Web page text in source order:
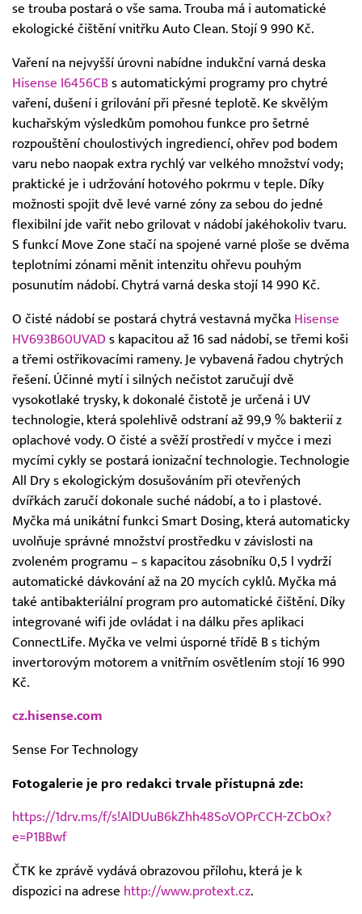
se trouba postará o vše sama. Trouba má i automatické
ekologické čištění vnitřku Auto Clean. Stojí 9 990 Kč.
Vaření na nejvyšší úrovni nabídne indukční varná deska
Hisense I6456CB s automatickými programy pro chytré
vaření, dušení i grilování při přesné teplotě. Ke skvělým
kuchařským výsledkům pomohou funkce pro šetrné
rozpouštění choulostivých ingrediencí, ohřev pod bodem
varu nebo naopak extra rychlý var velkého množství vody;
praktické je i udržování hotového pokrmu v teple. Díky
možnosti spojit dvě levé varné zóny za sebou do jedné
flexibilní jde vařit nebo grilovat v nádobí jakéhokoliv tvaru.
S funkcí Move Zone stačí na spojené varné ploše se dvěma
teplotními zónami měnit intenzitu ohřevu pouhým
posunutím nádobí. Chytrá varná deska stojí 14 990 Kč.
O čisté nádobí se postará chytrá vestavná myčka Hisense
HV693B60UVAD s kapacitou až 16 sad nádobí, se třemi koši
a třemi ostřikovacími rameny. Je vybavená řadou chytrých
řešení. Účinné mytí i silných nečistot zaručují dvě
vysokotlaké trysky, k dokonalé čistotě je určená i UV
technologie, která spolehlivě odstraní až 99,9 % bakterií z
oplachové vody. O čisté a svěží prostředí v myčce i mezi
mycími cykly se postará ionizační technologie. Technologie
All Dry s ekologickým dosušováním při otevřených
dvířkách zaručí dokonale suché nádobí, a to i plastové.
Myčka má unikátní funkci Smart Dosing, která automaticky
uvolňuje správné množství prostředku v závislosti na
zvoleném programu – s kapacitou zásobníku 0,5 l vydrží
automatické dávkování až na 20 mycích cyklů. Myčka má
také antibakteriální program pro automatické čištění. Díky
integrované wifi jde ovládat i na dálku přes aplikaci
ConnectLife. Myčka ve velmi úsporné třídě B s tichým
invertorovým motorem a vnitřním osvětlením stojí 16 990
Kč.
cz.hisense.com
Sense For Technology
Fotogalerie je pro redakci trvale přístupná zde:
https://1drv.ms/f/s!AlDUuB6kZhh48SoVOPrCCH-ZCbOx?
e=P1BBwf
ČTK ke zprávě vydává obrazovou přílohu, která je k
dispozici na adrese http://www.protext.cz.